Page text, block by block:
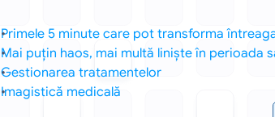
Primele 5 minute care pot transforma
Mai puțin haos, mai multă liniște în perioada
Gestionarea tratamentelor
Imagistică medicală